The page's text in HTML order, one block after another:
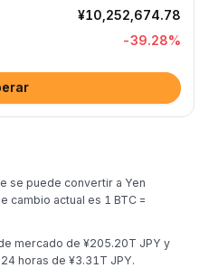
¥10,252,674.78
-39.28%
se puede convertir a Yen
cambio actual es 1 BTC =
mercado de ¥205.20T JPY y
horas de ¥3.31T JPY.